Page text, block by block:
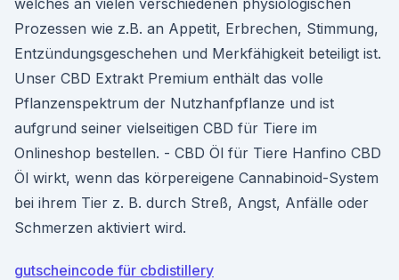
welches an vielen verschiedenen physiologischen
Prozessen wie z.B. an Appetit, Erbrechen, Stimmung,
Entzündungsgeschehen und Merkfähigkeit beteiligt ist.
Unser CBD Extrakt Premium enthält das volle
Pflanzenspektrum der Nutzhanfpflanze und ist
aufgrund seiner vielseitigen CBD für Tiere im
Onlineshop bestellen. - CBD Öl für Tiere Hanfino CBD
Öl wirkt, wenn das körpereigene Cannabinoid-System
bei ihrem Tier z. B. durch Streß, Angst, Anfälle oder
Schmerzen aktiviert wird.
gutscheincode für cbdistillery